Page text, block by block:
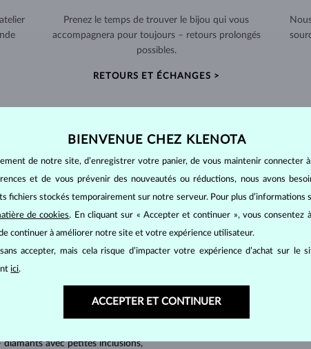
Prenez le temps de trouver le bijou qui vous
accompagnera pour toujours – retours prolongés
possibles.
RETOURS ET ÉCHANGES >
BIJOUX EN DIAMANT
, on utilise les 4 paramètres de base, appelés 4C : taille (cut),
brillant. La taille ronde dite brillant appartient aux tailles les plus
marquise, baguette, cœur, larme, ovale ou princesse (quadrilatère
quantité, la taille et la répartition des inclusions ou bien des
avec petites inclusions,
BIENVENUE CHEZ KLENOTA
de notre site, d’enregistrer votre panier, de vous maintenir connecter
et de vous prévenir des nouveautés ou réductions, nous avons
fichiers stockés temporairement sur notre serveur. Pour plus d’informations
de cookies. En cliquant sur « Accepter et continuer », vous consentez
continuer à améliorer notre site et votre expérience utilisateur.
accepter, mais cela risque d’impacter votre expérience d’achat sur le
ici.
ACCEPTER ET CONTINUER